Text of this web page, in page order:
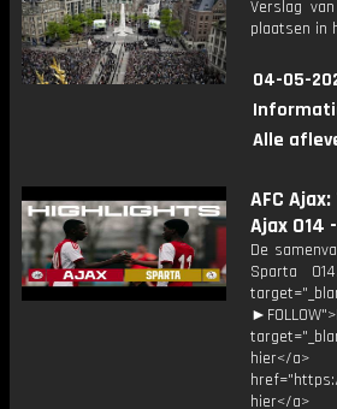
Verslag
plaatsen in
04-05-
Alle
AFC
Ajax O14
De
Sparta
hier</
hier</